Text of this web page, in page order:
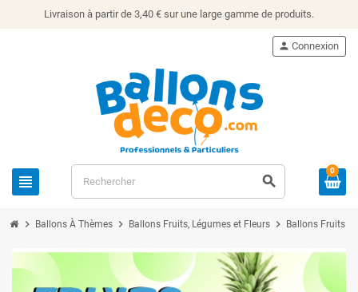
Livraison à partir de 3,40 € sur une large gamme de produits.
view_headline search
person Connexion
0
chevron_right Ballons À Thèmes chevron_right Ballons Fruits, Légumes et Fleurs chevron_right Ballons Fruits